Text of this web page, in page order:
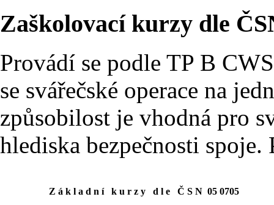
Zaškolovací kurzy dle
Provádí se podle TP B
se svářečské operace na
způsobilost je vhodná pro
hlediska bezpečnosti
Z á k l a d n í k u r z y d l e Č S N 05 0705